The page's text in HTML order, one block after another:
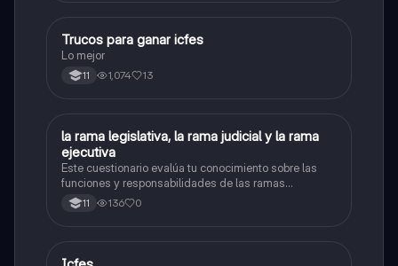
Química
Trucos para ganar icfes
Lo mejor
11 1,074 13
LSociales/Historia
la rama legislativa, la rama judicial y la rama
ejecutiva
Este cuestionario evalúa tu conocimiento sobre las
funciones y responsabilidades de las ramas
legislativa, judicial y ejecutiva.
11 136 0
ICFES: Sociales y Ciudadanas